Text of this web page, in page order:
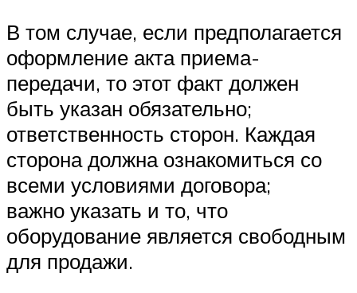
В том случае, если предполагается
оформление акта приема-
передачи, то этот факт должен
быть указан обязательно;
ответственность сторон. Каждая
сторона должна ознакомиться со
всеми условиями договора;
важно указать и то, что
оборудование является свободным
для продажи.